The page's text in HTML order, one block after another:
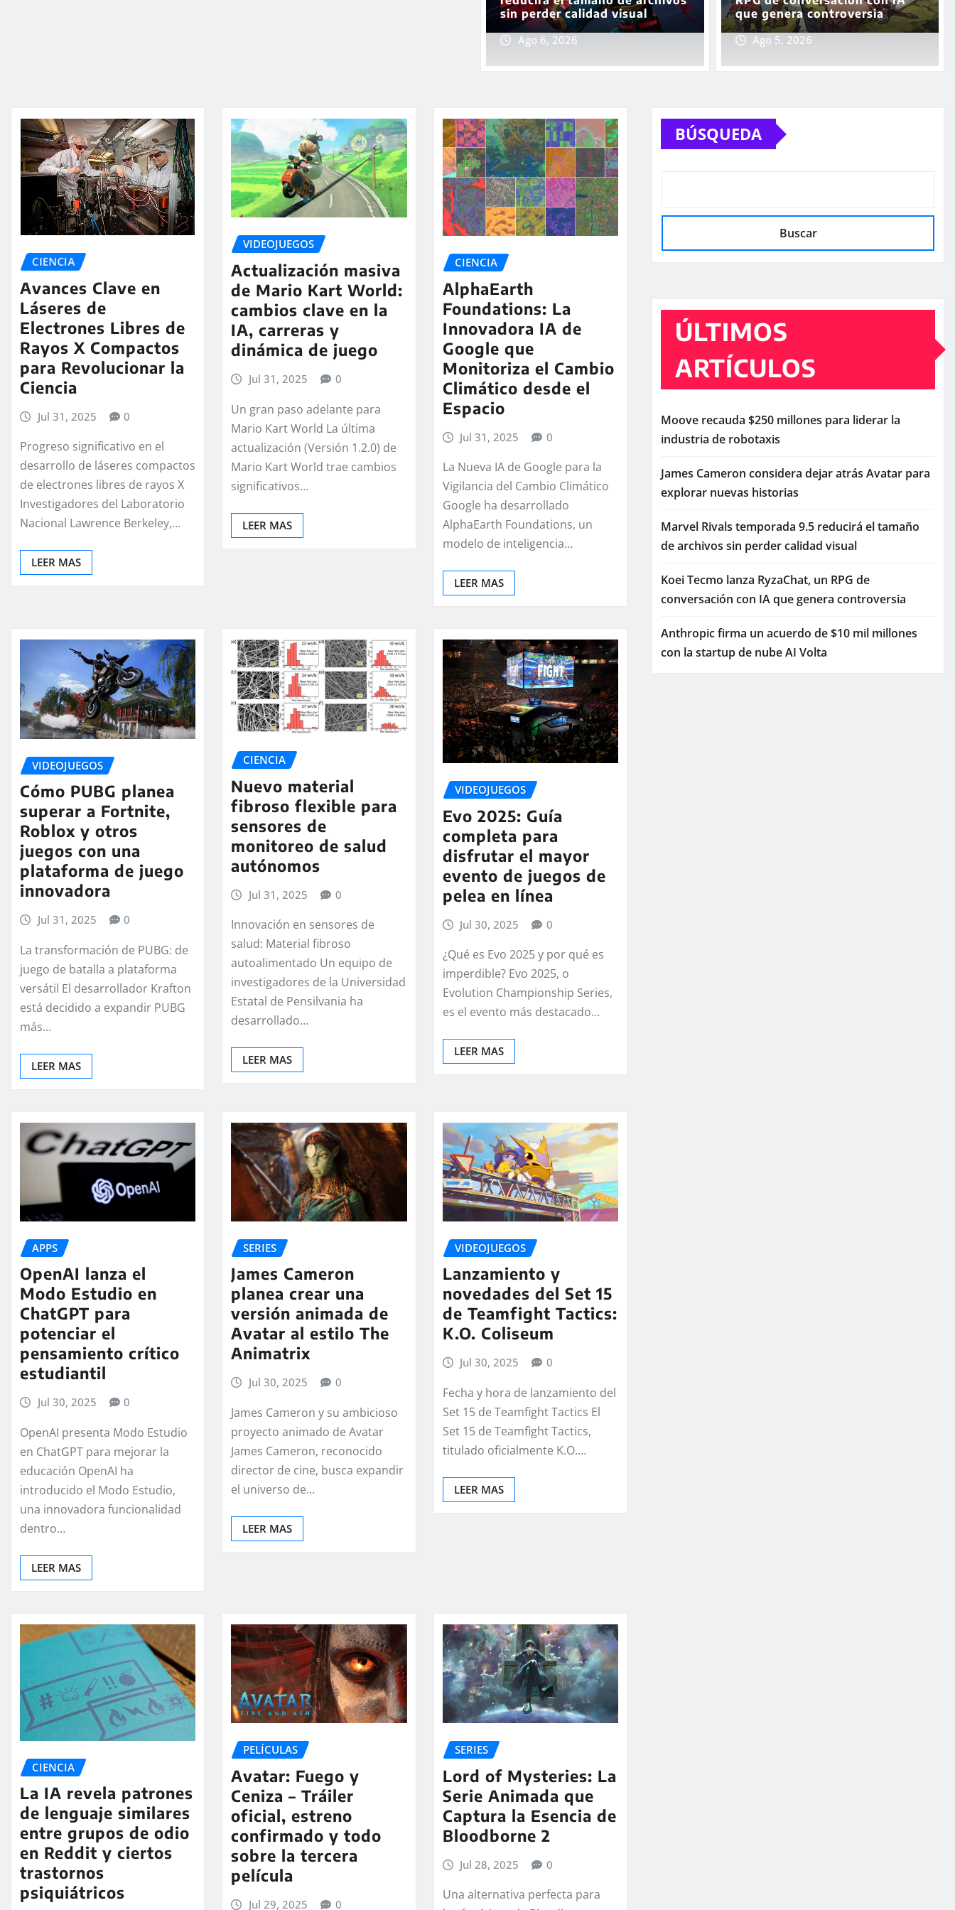
sin perder calidad visual
Ago 6, 2026
que genera controversia
Ago 5, 2026
CIENCIA
Avances Clave en
Láseres de
Electrones Libres de
Rayos X Compactos
para Revolucionar la
Ciencia
Jul 31, 2025 0
Progreso significativo en el
desarrollo de láseres compactos
de electrones libres de rayos X
Investigadores del Laboratorio
Nacional Lawrence Berkeley,…
LEER MAS
VIDEOJUEGOS
Actualización masiva
de Mario Kart World:
cambios clave en la
IA, carreras y
dinámica de juego
Jul 31, 2025 0
Un gran paso adelante para
Mario Kart World La última
actualización (Versión 1.2.0) de
Mario Kart World trae cambios
significativos…
LEER MAS
CIENCIA
AlphaEarth
Foundations: La
Innovadora IA de
Google que
Monitoriza el Cambio
Climático desde el
Espacio
Jul 31, 2025 0
La Nueva IA de Google para la
Vigilancia del Cambio Climático
Google ha desarrollado
AlphaEarth Foundations, un
modelo de inteligencia…
LEER MAS
VIDEOJUEGOS
Cómo PUBG planea
superar a Fortnite,
Roblox y otros
juegos con una
plataforma de juego
innovadora
Jul 31, 2025 0
La transformación de PUBG: de
juego de batalla a plataforma
versátil El desarrollador Krafton
está decidido a expandir PUBG
más…
LEER MAS
CIENCIA
Nuevo material
fibroso flexible para
sensores de
monitoreo de salud
autónomos
Jul 31, 2025 0
Innovación en sensores de
salud: Material fibroso
autoalimentado Un equipo de
investigadores de la Universidad
Estatal de Pensilvania ha
desarrollado…
LEER MAS
VIDEOJUEGOS
Evo 2025: Guía
completa para
disfrutar el mayor
evento de juegos de
pelea en línea
Jul 30, 2025 0
¿Qué es Evo 2025 y por qué es
imperdible? Evo 2025, o
Evolution Championship Series,
es el evento más destacado…
LEER MAS
APPS
OpenAI lanza el
Modo Estudio en
ChatGPT para
potenciar el
pensamiento crítico
estudiantil
Jul 30, 2025 0
OpenAI presenta Modo Estudio
en ChatGPT para mejorar la
educación OpenAI ha
introducido el Modo Estudio,
una innovadora funcionalidad
dentro…
LEER MAS
SERIES
James Cameron
planea crear una
versión animada de
Avatar al estilo The
Animatrix
Jul 30, 2025 0
James Cameron y su ambicioso
proyecto animado de Avatar
James Cameron, reconocido
director de cine, busca expandir
el universo de…
LEER MAS
VIDEOJUEGOS
Lanzamiento y
novedades del Set 15
de Teamfight Tactics:
K.O. Coliseum
Jul 30, 2025 0
Fecha y hora de lanzamiento del
Set 15 de Teamfight Tactics El
Set 15 de Teamfight Tactics,
titulado oficialmente K.O.…
LEER MAS
CIENCIA
La IA revela patrones
de lenguaje similares
entre grupos de odio
en Reddit y ciertos
trastornos
psiquiátricos
PELÍCULAS
Avatar: Fuego y
Ceniza – Tráiler
oficial, estreno
confirmado y todo
sobre la tercera
película
Jul 29, 2025 0
SERIES
Lord of Mysteries: La
Serie Animada que
Captura la Esencia de
Bloodborne 2
Jul 28, 2025 0
Una alternativa perfecta para
BÚSQUEDA
Buscar
ÚLTIMOS
ARTÍCULOS
Moove recauda $250 millones para liderar la
industria de robotaxis
James Cameron considera dejar atrás Avatar para
explorar nuevas historias
Marvel Rivals temporada 9.5 reducirá el tamaño
de archivos sin perder calidad visual
Koei Tecmo lanza RyzaChat, un RPG de
conversación con IA que genera controversia
Anthropic firma un acuerdo de $10 mil millones
con la startup de nube AI Volta